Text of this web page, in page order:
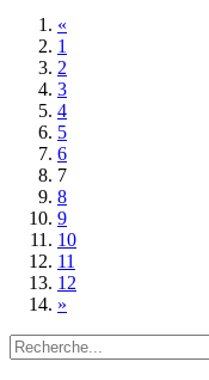
«
1
2
3
4
5
6
7
8
9
10
11
12
»